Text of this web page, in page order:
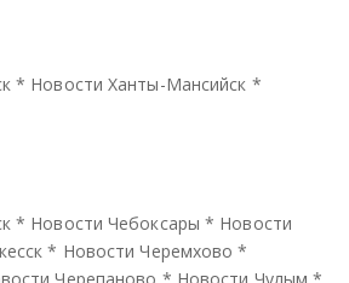
* Новости Ханты-Мансийск *
* Новости Чебоксары * Новости
* Новости Черемхово *
Черепаново * Новости Чулым *